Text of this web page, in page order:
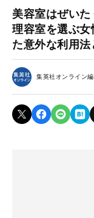
美容室はぜいた
理容室を選ぶ
た意外な利用
集英社オンライン